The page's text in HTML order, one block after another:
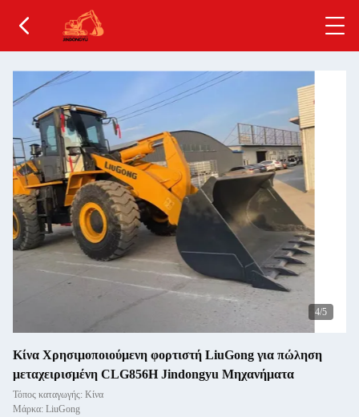
4/5
Κίνα Χρησιμοποιούμενη φορτιστή LiuGong για πώληση
μεταχειρισμένη CLG856H Jindongyu Μηχανήματα
Τόπος καταγωγής: Κίνα
Μάρκα: LiuGong